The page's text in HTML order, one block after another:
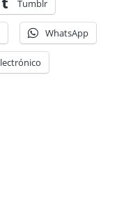
Tumblr
WhatsApp